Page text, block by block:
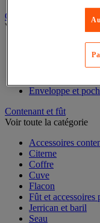
Caisse carton,
Boîte et tube
Caisse-palette
Contenant et fût
Accessoires
Citerne
Coffre
Cuve
Flacon
Fût et accessoires
Jerrican et baril